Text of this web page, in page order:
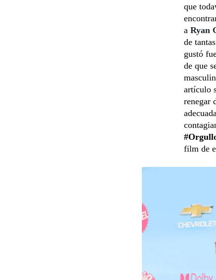
que
a Ryan
de
gustó
de que
artículo
renegar
film de